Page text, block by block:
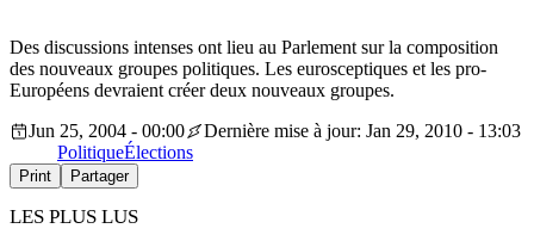
Des discussions intenses ont lieu au Parlement sur la composition
des nouveaux groupes politiques. Les eurosceptiques et les pro-
Européens devraient créer deux nouveaux groupes.
Jun 25, 2004 - 00:00
Dernière mise à jour: Jan 29, 2010 - 13:03
PolitiqueÉlections
Print Partager
LES PLUS LUS